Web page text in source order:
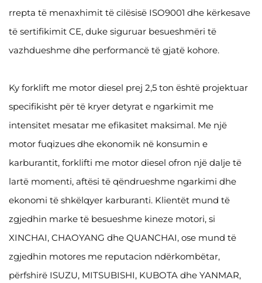
rrepta të menaxhimit të cilësisë ISO9001 dhe kërkesave
të sertifikimit CE, duke siguruar besueshmëri të
vazhdueshme dhe performancë të gjatë kohore.
Ky forklift me motor diesel prej 2,5 ton është projektuar
specifikisht për të kryer detyrat e ngarkimit me
intensitet mesatar me efikasitet maksimal. Me një
motor fuqizues dhe ekonomik në konsumin e
karburantit, forklifti me motor diesel ofron një dalje të
lartë momenti, aftësi të qëndrueshme ngarkimi dhe
ekonomi të shkëlqyer karburanti. Klientët mund të
zgjedhin marke të besueshme kineze motori, si
XINCHAI, CHAOYANG dhe QUANCHAI, ose mund të
zgjedhin motores me reputacion ndërkombëtar,
përfshirë ISUZU, MITSUBISHI, KUBOTA dhe YANMAR,